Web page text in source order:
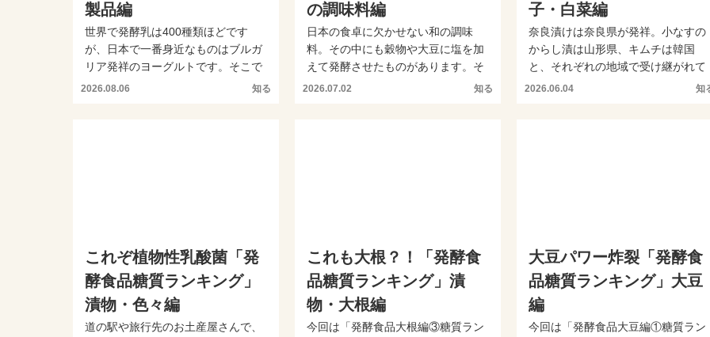
製品編
世界で発酵乳は400種類ほどです
が、日本で一番身近なものはブルガ
リア発祥のヨーグルトです。そこで
今回は「発酵食品・乳製品...
2026.08.06 知る
の調味料編
日本の食卓に欠かせない和の調味
料。その中にも穀物や大豆に塩を加
えて発酵させたものがあります。そ
こで今回は「発酵食品・和の...
2026.07.02 知る
子・白菜編
奈良漬けは奈良県が発祥。小なすの
からし漬は山形県、キムチは韓国
と、それぞれの地域で受け継がれて
きた漬物です。今回のランキ...
2026.06.04 知
これぞ植物性乳酸菌「発
酵食品糖質ランキング」
漬物・色々編
道の駅や旅行先のお土産屋さんで、
これも大根？！「発酵食
品糖質ランキング」漬
物・大根編
今回は「発酵食品大根編③糖質ラン
大豆パワー炸裂「発酵食
品糖質ランキング」大豆
編
今回は「発酵食品大豆編①糖質ラン